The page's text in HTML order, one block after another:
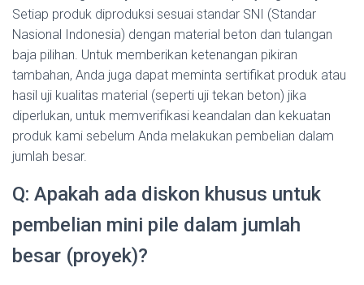
Setiap produk diproduksi sesuai standar SNI (Standar
Nasional Indonesia) dengan material beton dan tulangan
baja pilihan. Untuk memberikan ketenangan pikiran
tambahan, Anda juga dapat meminta sertifikat produk atau
hasil uji kualitas material (seperti uji tekan beton) jika
diperlukan, untuk memverifikasi keandalan dan kekuatan
produk kami sebelum Anda melakukan pembelian dalam
jumlah besar.
Q: Apakah ada diskon khusus untuk
pembelian mini pile dalam jumlah
besar (proyek)?